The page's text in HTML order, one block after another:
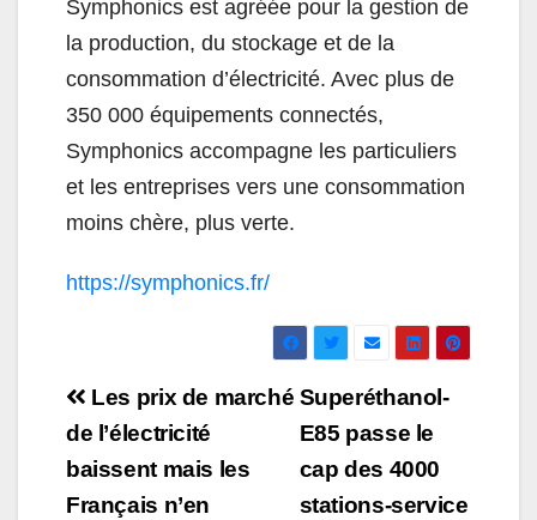
Symphonics est agréée pour la gestion de
la production, du stockage et de la
consommation d’électricité. Avec plus de
350 000 équipements connectés,
Symphonics accompagne les particuliers
et les entreprises vers une consommation
moins chère, plus verte.
https://symphonics.fr/
Navigation
de
l’article
Superéthanol-
E85 passe le
cap des 4000
stations-service
Les prix de marché
de l’électricité
baissent mais les
Français n’en